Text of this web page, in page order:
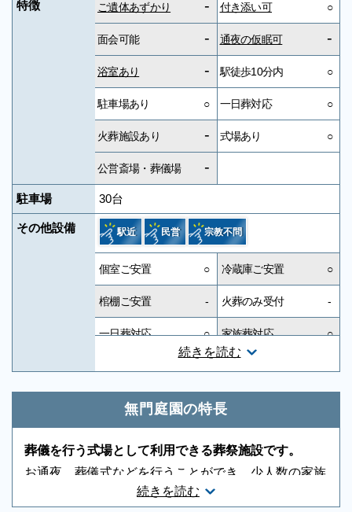
特徴 ご遺体あずかり - 付き添い可 ○
面会可能 - 通夜の仮眠可 -
浴室あり - 駅徒歩10分内 ○
駐車場あり ○ 一日葬対応 ○
火葬施設あり - 式場あり ○
公営斎場・葬儀場 -
駐車場 30台
その他設備 駅近 民営 宗教不問
続きを読む
個室ご安置 ○ 冷蔵庫ご安置 ○
棺棚ご安置 - 火葬のみ受付 -
一日葬対応 ○ 家族葬対応 ○
神道対応 ○
友人葬対応 - 社葬対応 -
葬祭ディレクター 近隣有料駐車場
音響、照明設備 -
無門庭園の特長
続きを読む
葬儀を行う式場として利用できる葬祭施設です。
お通夜、葬儀式などを行うことができ、少人数の家族
葬から一般的な規模の葬儀まで、様々な内容のお葬式